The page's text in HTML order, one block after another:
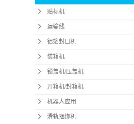
贴标机
运输线
铝箔封口机
装箱机
锁盖机/压盖机
开箱机/封箱机
机器人应用
滑轨捆绑机